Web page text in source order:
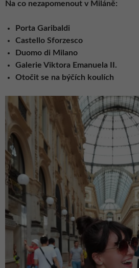
Na co nezapomenout v Miláně:
Porta Garibaldi
Castello Sforzesco
Duomo di Milano
Galerie Viktora Emanuela II.
Otočit se na býčích koulích